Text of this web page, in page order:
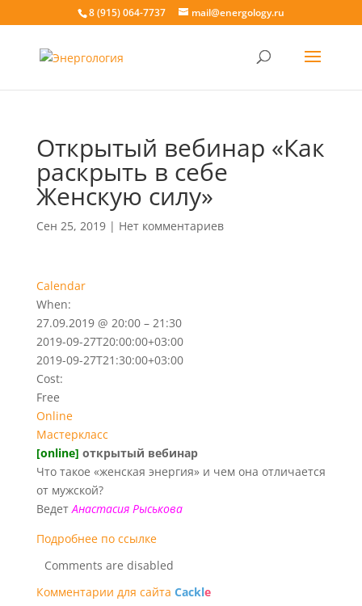
8 (915) 064-7737 mail@energology.ru
Открытый вебинар «Как
раскрыть в себе
Женскую силу»
Сен 25, 2019| Нет комментариев
Calendar
When:
27.09.2019 @ 20:00 – 21:30
2019-09-27T20:00:00+03:00
2019-09-27T21:30:00+03:00
Cost:
Free
Online
Мастеркласс
[online] открытый вебинар
Что такое «женская энергия» и чем она отличается
от мужской?
ВедетАнастасия Рыськова
Подробнее по ссылке
Comments are disabled
Комментарии для сайта Cackle